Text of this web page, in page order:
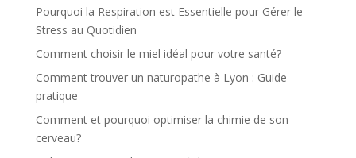
Pourquoi la Respiration est Essentielle pour Gérer le
Stress au Quotidien
Comment choisir le miel idéal pour votre santé?
Comment trouver un naturopathe à Lyon : Guide
pratique
Comment et pourquoi optimiser la chimie de son
cerveau?